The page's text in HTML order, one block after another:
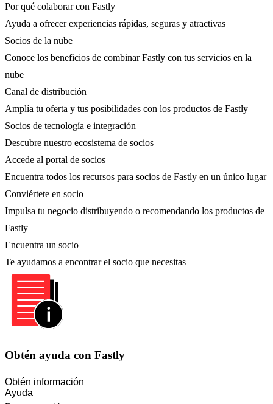
Por qué colaborar con Fastly
Ayuda a ofrecer experiencias rápidas, seguras y atractivas
Socios de la nube
Conoce los beneficios de combinar Fastly con tus servicios en la
nube
Canal de distribución
Amplía tu oferta y tus posibilidades con los productos de Fastly
Socios de tecnología e integración
Descubre nuestro ecosistema de socios
Accede al portal de socios
Encuentra todos los recursos para socios de Fastly en un único lugar
Conviértete en socio
Impulsa tu negocio distribuyendo o recomendando los productos de
Fastly
Encuentra un socio
Te ayudamos a encontrar el socio que necesitas
Obtén ayuda con Fastly
Obtén información
Ayuda